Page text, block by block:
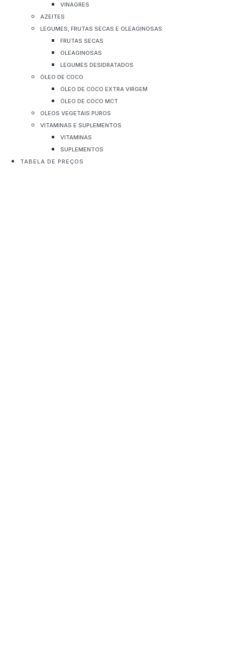
VINAGRES
AZEITES
LEGUMES, FRUTAS SECAS E OLEAGINOSAS
FRUTAS SECAS
OLEAGINOSAS
LEGUMES DESIDRATADOS
ÓLEO DE COCO
ÓLEO DE COCO EXTRA VIRGEM
ÓLEO DE COCO MCT
OLEOS VEGETAIS PUROS
VITAMINAS E SUPLEMENTOS
VITAMINAS
SUPLEMENTOS
TABELA DE PREÇOS